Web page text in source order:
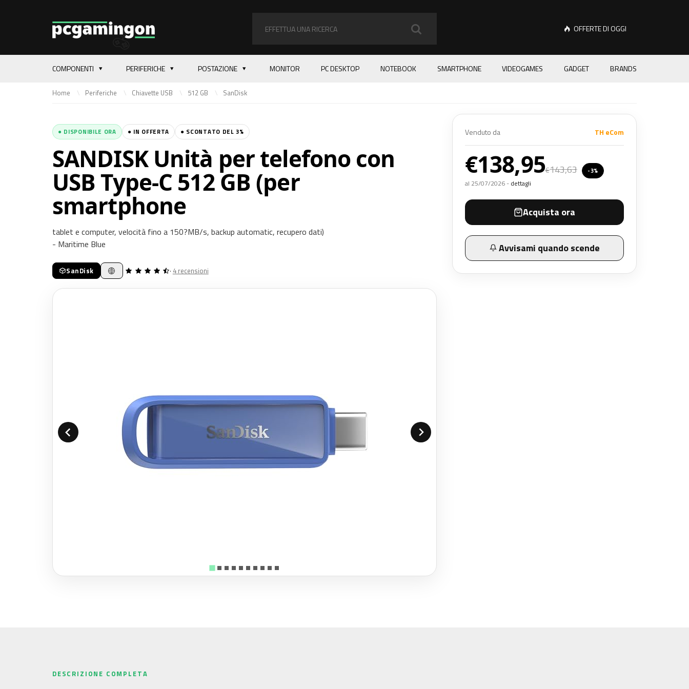
OFFERTE DI OGGI
COMPONENTI PERIFERICHE POSTAZIONE MONITOR PC DESKTOP NOTEBOOK SMARTPHONE VIDEOGAMES GADGET BRANDS
Home Periferiche Chiavette USB 512 GB SanDisk
● DISPONIBILE ORA ● IN OFFERTA ● SCONTATO DEL 3%
SANDISK Unità per telefono con
USB Type-C 512 GB (per
smartphone
tablet e computer, velocità fino a 150?MB/s, backup automatic, recupero dati)
- Maritime Blue
SanDisk · 4 recensioni
Venduto da TH eCom
€138,95€143,63 -3%
al 25/07/2026 - dettagli
Acquista ora
Avvisami quando scende
DESCRIZIONE COMPLETA